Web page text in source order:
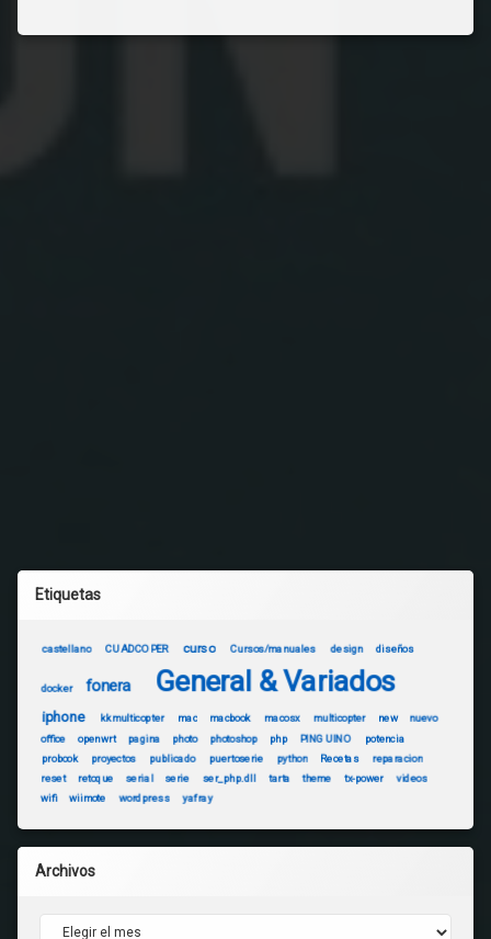
Etiquetas
castellano CUADCOPER curso Cursos/manuales design diseños
docker fonera General & Variados
iphone kkmulticopter mac macbook macosx multicopter new
nuevo
office
openwrt pagina photo photoshop php PINGUINO
potencia
probook
proyectos publicado puertoserie python Recetas
reparacion
reset
retoque serial serie ser_php.dll tarta theme tx-power
videos
wifi
wiimote wordpress yafray
Archivos
Archivos